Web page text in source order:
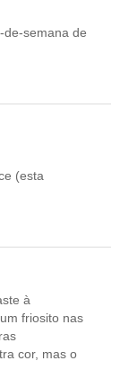
semana de
(esta
à
friosito nas
cor, mas o